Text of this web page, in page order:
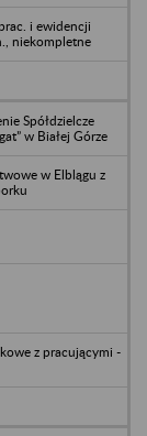
i ewidencji
niekompletne
Spółdzielcze
w Białej Górze
w Elblągu z
z pracującymi -